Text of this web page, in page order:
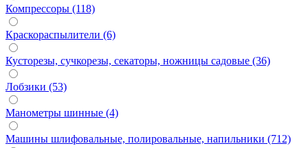
Компрессоры (118)
Краскораспылители (6)
Кусторезы, сучкорезы, секаторы, ножницы садовые (36)
Лобзики (53)
Манометры шинные (4)
Машины шлифовальные, полировальные, напильники (712)